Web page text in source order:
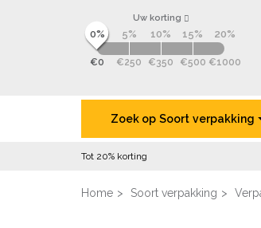
Uw korting
0%
€0
5%
€250
10%
€350
15%
€500
20%
€1000
Zoek op Soort verpakking
Tot 20% korting
Home Soort verpakking